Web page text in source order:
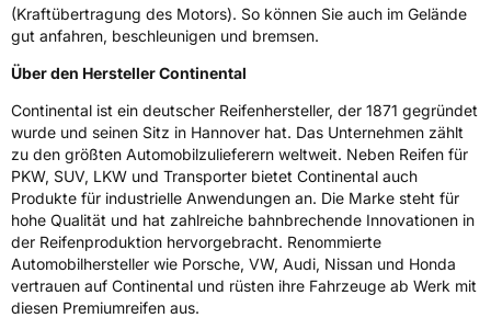
Rollgeräusch (Klasse)B
Rollgeräusch (dB)73
FahrzeugklasseC1
3PMSF / Schneeflockensymbol / Alpine-SymbolNein
EPREL ID 2166407
(Kraftübertragung des Motors). So können Sie auch im Gelände
gut anfahren, beschleunigen und bremsen.
Über den Hersteller Continental
Continental ist ein deutscher Reifenhersteller, der 1871 gegründet
wurde und seinen Sitz in Hannover hat. Das Unternehmen zählt
zu den größten Automobilzulieferern weltweit. Neben Reifen für
PKW, SUV, LKW und Transporter bietet Continental auch
Produkte für industrielle Anwendungen an. Die Marke steht für
hohe Qualität und hat zahlreiche bahnbrechende Innovationen in
der Reifenproduktion hervorgebracht. Renommierte
Automobilhersteller wie Porsche, VW, Audi, Nissan und Honda
vertrauen auf Continental und rüsten ihre Fahrzeuge ab Werk mit
diesen Premiumreifen aus.